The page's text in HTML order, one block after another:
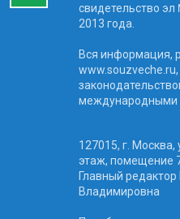
свидетельство
2013 года.
Вся информация,
www.souzveche.ru,
международными
127015, г.
этаж, помещение
Главный
Владимировна